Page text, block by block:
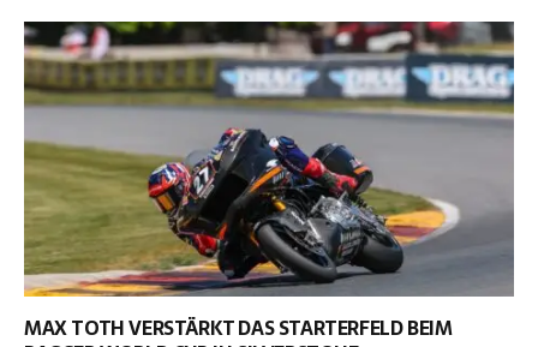
MAX TOTH VERSTÄRKT DAS STARTERFELD BEIM